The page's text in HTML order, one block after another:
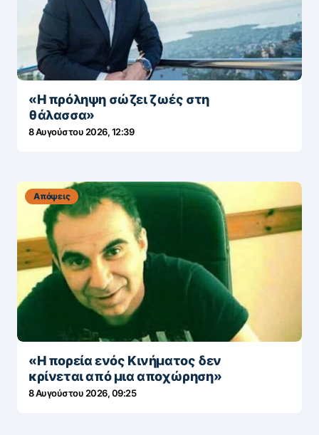
«Η πρόληψη σώζει ζωές στη
θάλασσα»
8 Αυγούστου 2026, 12:39
Απόψεις
«Η πορεία ενός Κινήματος δεν
κρίνεται από μια αποχώρηση»
8 Αυγούστου 2026, 09:25